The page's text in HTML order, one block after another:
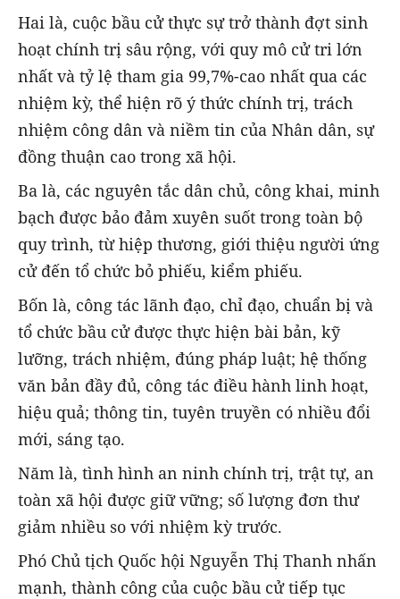
Hai là, cuộc bầu cử thực sự trở thành đợt sinh
hoạt chính trị sâu rộng, với quy mô cử tri lớn
nhất và tỷ lệ tham gia 99,7%-cao nhất qua các
nhiệm kỳ, thể hiện rõ ý thức chính trị, trách
nhiệm công dân và niềm tin của Nhân dân, sự
đồng thuận cao trong xã hội.
Ba là, các nguyên tắc dân chủ, công khai, minh
bạch được bảo đảm xuyên suốt trong toàn bộ
quy trình, từ hiệp thương, giới thiệu người ứng
cử đến tổ chức bỏ phiếu, kiểm phiếu.
Bốn là, công tác lãnh đạo, chỉ đạo, chuẩn bị và
tổ chức bầu cử được thực hiện bài bản, kỹ
lưỡng, trách nhiệm, đúng pháp luật; hệ thống
văn bản đầy đủ, công tác điều hành linh hoạt,
hiệu quả; thông tin, tuyên truyền có nhiều đổi
mới, sáng tạo.
Năm là, tình hình an ninh chính trị, trật tự, an
toàn xã hội được giữ vững; số lượng đơn thư
giảm nhiều so với nhiệm kỳ trước.
Phó Chủ tịch Quốc hội Nguyễn Thị Thanh nhấn
mạnh, thành công của cuộc bầu cử tiếp tục